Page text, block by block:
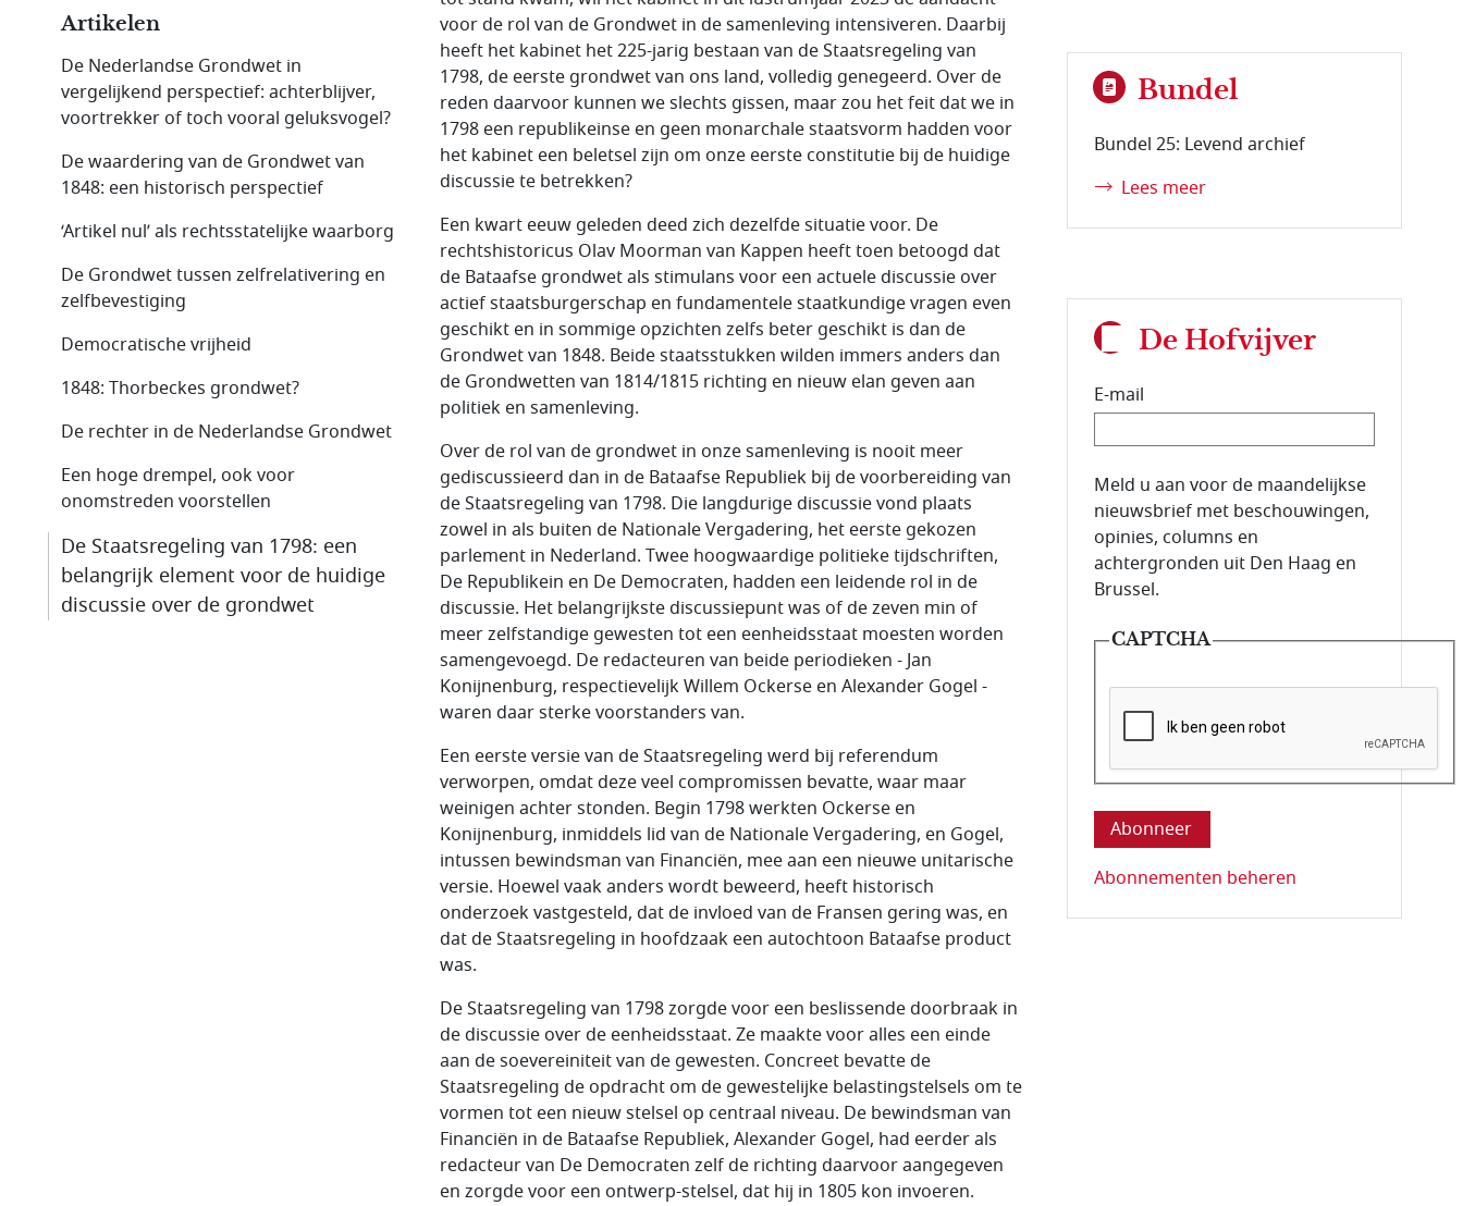
voor de rol van de Grondwet in de samenleving intensiveren. Daarbij
heeft het kabinet het 225-jarig bestaan van de Staatsregeling van
1798, de eerste grondwet van ons land, volledig genegeerd. Over de
reden daarvoor kunnen we slechts gissen, maar zou het feit dat we in
1798 een republikeinse en geen monarchale staatsvorm hadden voor
het kabinet een beletsel zijn om onze eerste constitutie bij de huidige
discussie te betrekken?
Een kwart eeuw geleden deed zich dezelfde situatie voor. De
rechtshistoricus Olav Moorman van Kappen heeft toen betoogd dat
de Bataafse grondwet als stimulans voor een actuele discussie over
actief staatsburgerschap en fundamentele staatkundige vragen even
geschikt en in sommige opzichten zelfs beter geschikt is dan de
Grondwet van 1848. Beide staatsstukken wilden immers anders dan
de Grondwetten van 1814/1815 richting en nieuw elan geven aan
politiek en samenleving.
Over de rol van de grondwet in onze samenleving is nooit meer
gediscussieerd dan in de Bataafse Republiek bij de voorbereiding van
de Staatsregeling van 1798. Die langdurige discussie vond plaats
zowel in als buiten de Nationale Vergadering, het eerste gekozen
parlement in Nederland. Twee hoogwaardige politieke tijdschriften,
De Republikein en De Democraten, hadden een leidende rol in de
discussie. Het belangrijkste discussiepunt was of de zeven min of
meer zelfstandige gewesten tot een eenheidsstaat moesten worden
samengevoegd. De redacteuren van beide periodieken - Jan
Konijnenburg, respectievelijk Willem Ockerse en Alexander Gogel -
waren daar sterke voorstanders van.
Een eerste versie van de Staatsregeling werd bij referendum
verworpen, omdat deze veel compromissen bevatte, waar maar
weinigen achter stonden. Begin 1798 werkten Ockerse en
Konijnenburg, inmiddels lid van de Nationale Vergadering, en Gogel,
intussen bewindsman van Financiën, mee aan een nieuwe unitarische
versie. Hoewel vaak anders wordt beweerd, heeft historisch
onderzoek vastgesteld, dat de invloed van de Fransen gering was, en
dat de Staatsregeling in hoofdzaak een autochtoon Bataafse product
was.
De Staatsregeling van 1798 zorgde voor een beslissende doorbraak in
de discussie over de eenheidsstaat. Ze maakte voor alles een einde
aan de soevereiniteit van de gewesten. Concreet bevatte de
Staatsregeling de opdracht om de gewestelijke belastingstelsels om te
vormen tot een nieuw stelsel op centraal niveau. De bewindsman van
Financiën in de Bataafse Republiek, Alexander Gogel, had eerder als
redacteur van De Democraten zelf de richting daarvoor aangegeven
en zorgde voor een ontwerp-stelsel, dat hij in 1805 kon invoeren.
Artikelen
De Nederlandse Grondwet in
vergelijkend perspectief: achterblijver,
voortrekker of toch vooral geluksvogel?
De waardering van de Grondwet van
1848: een historisch perspectief
‘Artikel nul’ als rechtsstatelijke waarborg
De Grondwet tussen zelfrelativering en
zelfbevestiging
Democratische vrijheid
1848: Thorbeckes grondwet?
De rechter in de Nederlandse Grondwet
Een hoge drempel, ook voor
onomstreden voorstellen
De Staatsregeling van 1798: een
belangrijk element voor de huidige
discussie over de grondwet
Bundel
Bundel 25: Levend archief
Lees meer
De Hofvijver
E-mail
E-mailadres van de abonnee.
Meld u aan voor de maandelijkse
nieuwsbrief met beschouwingen,
opinies, columns en
achtergronden uit Den Haag en
Brussel.
CAPTCHA
Deze vraag is om te controleren dat u
Abonnementen beheren